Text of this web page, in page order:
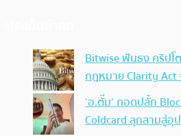
Bitwise ฟันธง คริปโ
กฎหมาย Clarity Act
‘อ.ตั๊ม’ ถอดปลั้ก
Coldcard ลุกลามสู่อุ